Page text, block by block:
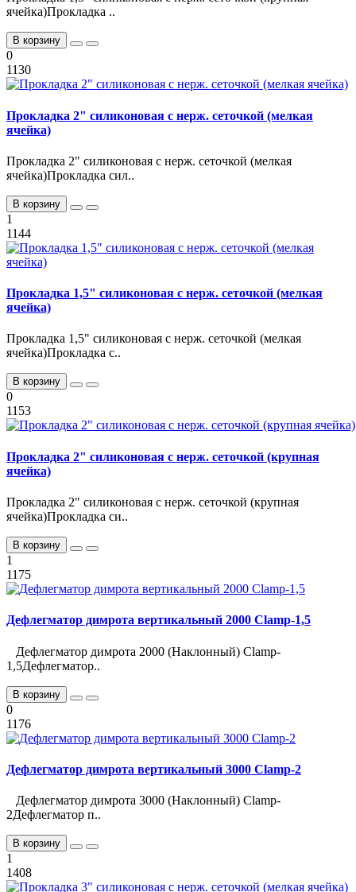
ячейка)Прокладка ..
В корзину
0
1130
Прокладка 2" силиконовая с нерж. сеточкой (мелкая
ячейка)
Прокладка 2" силиконовая с нерж. сеточкой (мелкая
ячейка)Прокладка сил..
В корзину
1
1144
Прокладка 1,5" силиконовая с нерж. сеточкой (мелкая
ячейка)
Прокладка 1,5" силиконовая с нерж. сеточкой (мелкая
ячейка)Прокладка с..
В корзину
0
1153
Прокладка 2" силиконовая с нерж. сеточкой (крупная
ячейка)
Прокладка 2" силиконовая с нерж. сеточкой (крупная
ячейка)Прокладка си..
В корзину
1
1175
Дефлегматор димрота вертикальный 2000 Clamp-1,5
Дефлегматор димрота 2000 (Наклонный) Clamp-
1,5Дефлегматор..
В корзину
0
1176
Дефлегматор димрота вертикальный 3000 Clamp-2
Дефлегматор димрота 3000 (Наклонный) Clamp-
2Дефлегматор п..
В корзину
1
1408